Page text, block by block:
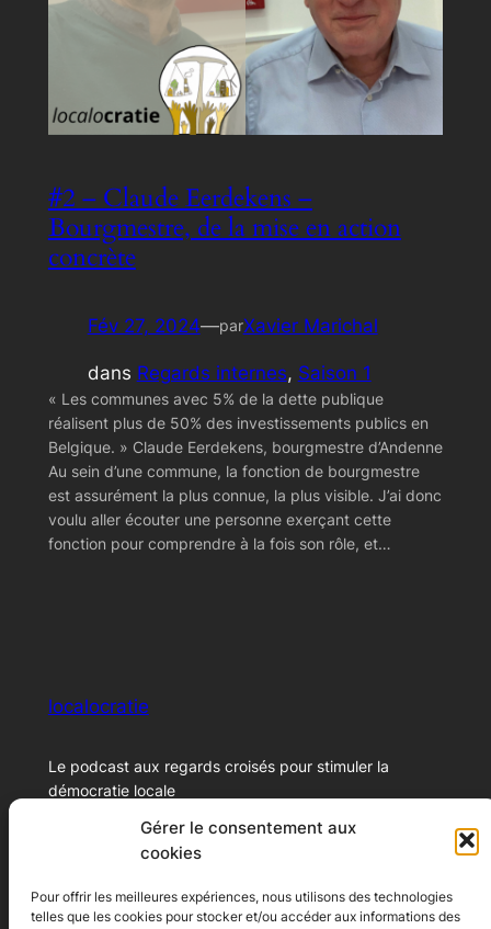
Gérer le consentement aux
cookies
Pour offrir les meilleures expériences, nous utilisons des technologies
telles que les cookies pour stocker et/ou accéder aux informations des
#2 – Claude Eerdekens –
Bourgmestre, de la mise en action
concrète
Fév 27, 2024—parXavier Marichal
dans Regards internes, Saison 1
« Les communes avec 5% de la dette publique
réalisent plus de 50% des investissements publics en
Belgique. » Claude Eerdekens, bourgmestre d’Andenne
Au sein d’une commune, la fonction de bourgmestre
est assurément la plus connue, la plus visible. J’ai donc
voulu aller écouter une personne exerçant cette
fonction pour comprendre à la fois son rôle, et…
localocratie
Le podcast aux regards croisés pour stimuler la
démocratie locale
© 2024 – Xavier Marichal